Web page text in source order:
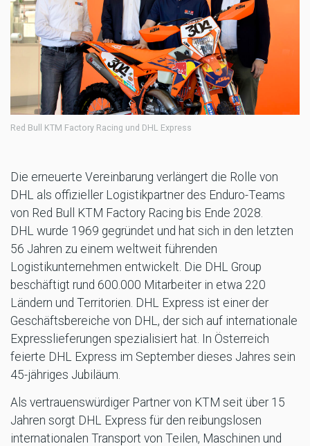
Red Bull KTM Factory Racing und DHL Express
Die erneuerte Vereinbarung verlängert die Rolle von
DHL als offizieller Logistikpartner des Enduro-Teams
von Red Bull KTM Factory Racing bis Ende 2028.
DHL wurde 1969 gegründet und hat sich in den letzten
56 Jahren zu einem weltweit führenden
Logistikunternehmen entwickelt. Die DHL Group
beschäftigt rund 600.000 Mitarbeiter in etwa 220
Ländern und Territorien. DHL Express ist einer der
Geschäftsbereiche von DHL, der sich auf internationale
Expresslieferungen spezialisiert hat. In Österreich
feierte DHL Express im September dieses Jahres sein
45-jähriges Jubiläum.
Als vertrauenswürdiger Partner von KTM seit über 15
Jahren sorgt DHL Express für den reibungslosen
internationalen Transport von Teilen, Maschinen und